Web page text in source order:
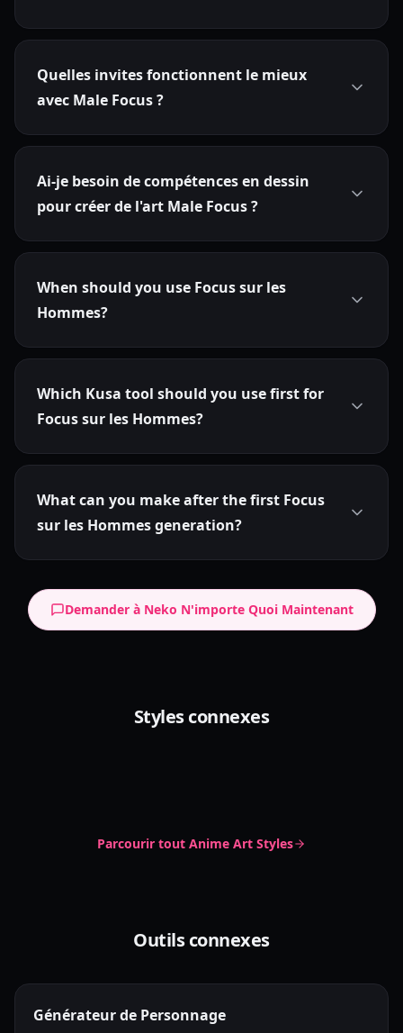
Quelles invites fonctionnent le mieux
avec Male Focus ?
Ai-je besoin de compétences en dessin
pour créer de l'art Male Focus ?
When should you use Focus sur les
Hommes?
Which Kusa tool should you use first for
Focus sur les Hommes?
What can you make after the first Focus
sur les Hommes generation?
Demander à Neko N'importe Quoi Maintenant
Styles connexes
Anime en Cell-Shading
Parcourir tout Anime Art Styles
Outils connexes
Générateur de Personnage